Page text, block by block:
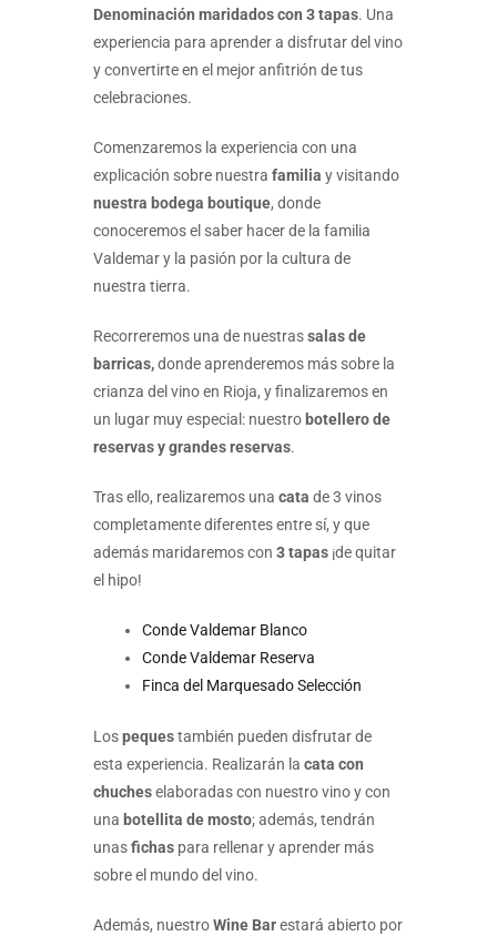
Denominación maridados con 3 tapas. Una
experiencia para aprender a disfrutar del vino
y convertirte en el mejor anfitrión de tus
celebraciones.
Comenzaremos la experiencia con una
explicación sobre nuestra familia y visitando
nuestra bodega boutique, donde
conoceremos el saber hacer de la familia
Valdemar y la pasión por la cultura de
nuestra tierra.
Recorreremos una de nuestrassalas de
barricas,donde aprenderemos más sobre la
crianza del vino en Rioja, y finalizaremos en
un lugar muy especial: nuestrobotellero de
reservas y grandes reservas.
Tras ello, realizaremos una cata de 3 vinos
completamente diferentes entre sí, y que
además maridaremos con 3 tapas ¡de quitar
el hipo!
Conde Valdemar Blanco
Conde Valdemar Reserva
Finca del Marquesado Selección
Lospequestambién pueden disfrutar de
esta experiencia. Realizarán la cata con
chucheselaboradas con nuestro vino y con
una botellita de mosto; además, tendrán
unasfichas para rellenar y aprender más
sobre el mundo del vino.
Además, nuestroWine Barestará abierto por